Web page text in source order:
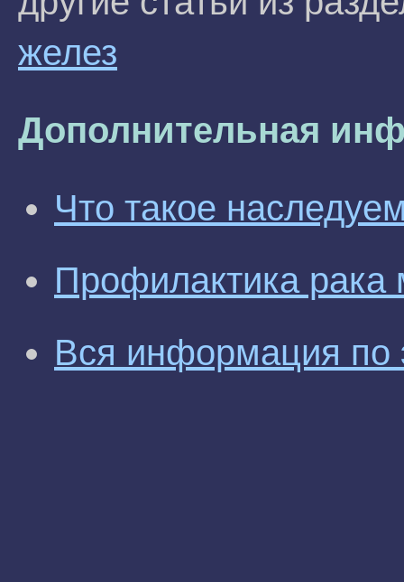
желез
Дополнительная
Что такое
Профилактика
Вся информация по